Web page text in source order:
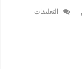
التعليقات